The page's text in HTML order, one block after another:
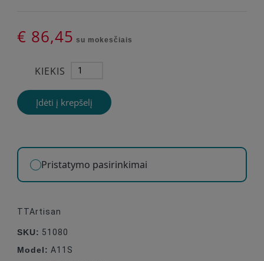
€ 86,45 su mokesčiais
KIEKIS
Įdėti į krepšelį
Pristatymo pasirinkimai
TTArtisan
SKU: 51080
Model: A11S